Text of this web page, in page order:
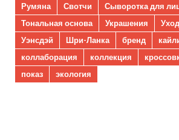
Румяна
Свотчи Сыворотка для
Тональная основа
Украшения
Уэнсдэй
Шри-Ланка бренд
коллаборация
коллекция
показ
экология